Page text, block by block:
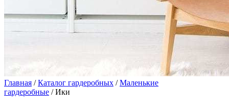
Главная /Каталог гардеробных /Маленькие
гардеробные / Ики